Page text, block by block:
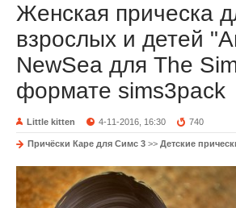
Женская прическа
взрослых и детей
NewSea для The
формате sims3pack
Little kitten 4-11-2016, 16:30 740
Причёски Каре для Симс 3 >> Детские